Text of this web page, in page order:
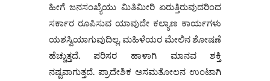
ಹೀಗೆ ಜನಸಂಖ್ಯೆಯು ಮಿತಿಮೀರಿ ಏರುತ್ತಿರುವುದರಿಂದ
ಸರ್ಕಾರ ರೂಪಿಸುವ ಯಾವುದೇ ಕಲ್ಯಾಣ ಕಾರ್ಯಗಳು
ಯಶಸ್ವಿಯಾಗುವುದಿಲ್ಲ. ಮಹಿಳೆಯರ ಮೇಲಿನ ಶೋಷಣೆ
ಹೆಚ್ಚುತ್ತದೆ. ಪರಿಸರ ಹಾಳಾಗಿ ಮಾನವ ಶಕ್ತಿ
ನಷ್ಟವಾಗುತ್ತದೆ. ಪ್ರಾದೇಶಿಕ ಅಸಮತೋಲನ ಉಂಟಾಗಿ